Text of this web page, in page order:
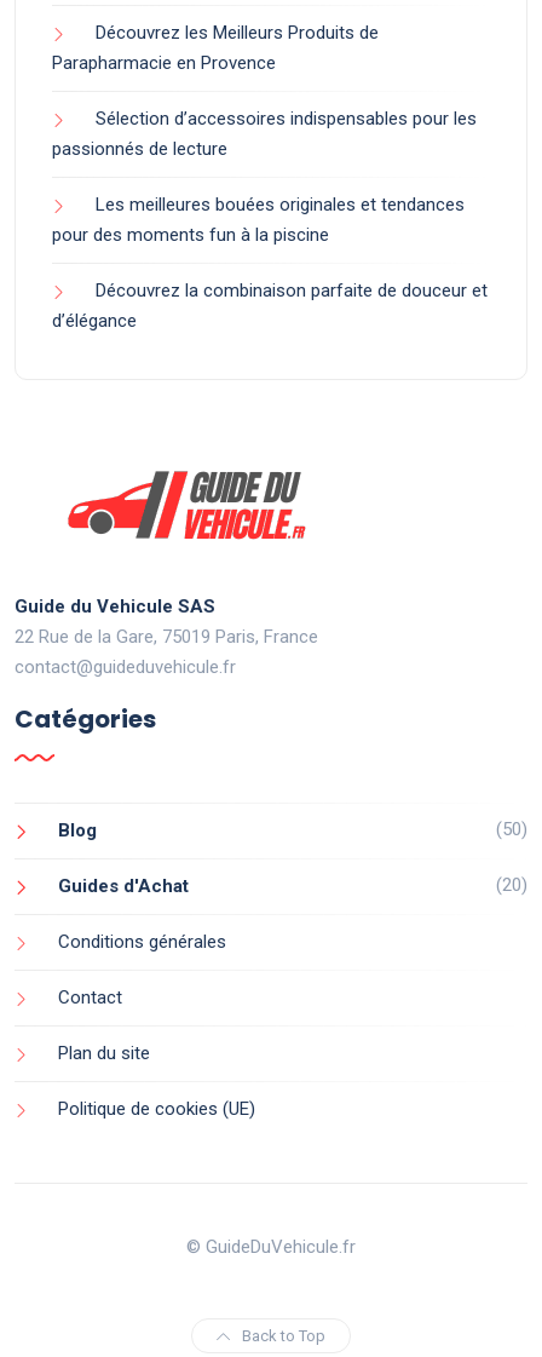
Découvrez les Meilleurs Produits de
Parapharmacie en Provence
Sélection d’accessoires indispensables pour les
passionnés de lecture
Les meilleures bouées originales et tendances
pour des moments fun à la piscine
Découvrez la combinaison parfaite de douceur et
d’élégance
Guide du Vehicule SAS
22 Rue de la Gare, 75019 Paris, France
contact@guideduvehicule.fr
Catégories
Blog (50)
Guides d'Achat (20)
Conditions générales
Contact
Plan du site
Politique de cookies (UE)
© GuideDuVehicule.fr
Back to Top